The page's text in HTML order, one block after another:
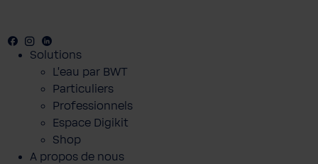
Facebook
YoutubeInstagram
Solutions
L'eau par BWT
Particuliers
Professionnels
Espace Digikit
Shop
A propos de nous